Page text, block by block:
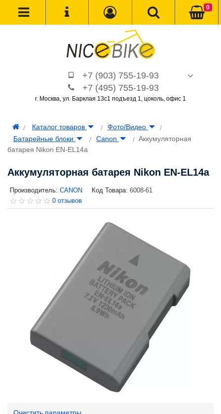
+7 (903) 755-19-93
+7 (495) 755-19-93
г. Москва, ул. Барклая 13с1 подъезд 1, цоколь, офис 1
0
Каталог товаров
Фото/Видео
Батарейные блоки
Canon
Аккумуляторная
батарея Nikon EN-EL14a
Аккумуляторная батарея Nikon EN-EL14a
Производитель: CANON Код Товара: 6008-61
0 отзывов